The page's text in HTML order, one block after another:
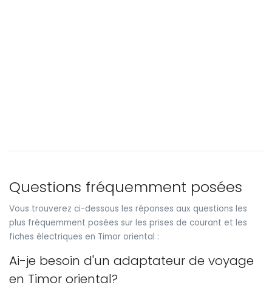
Questions fréquemment posées
Vous trouverez ci-dessous les réponses aux questions les
plus fréquemment posées sur les prises de courant et les
fiches électriques en Timor oriental :
Ai-je besoin d'un adaptateur de voyage
en Timor oriental?